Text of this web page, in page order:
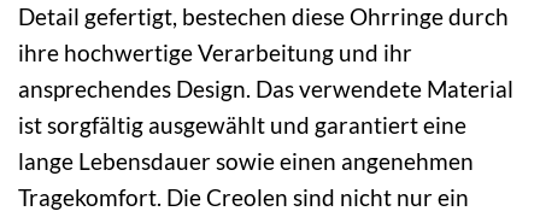
Detail gefertigt, bestechen diese Ohrringe durch
ihre hochwertige Verarbeitung und ihr
ansprechendes Design. Das verwendete Material
ist sorgfältig ausgewählt und garantiert eine
lange Lebensdauer sowie einen angenehmen
Tragekomfort. Die Creolen sind nicht nur ein